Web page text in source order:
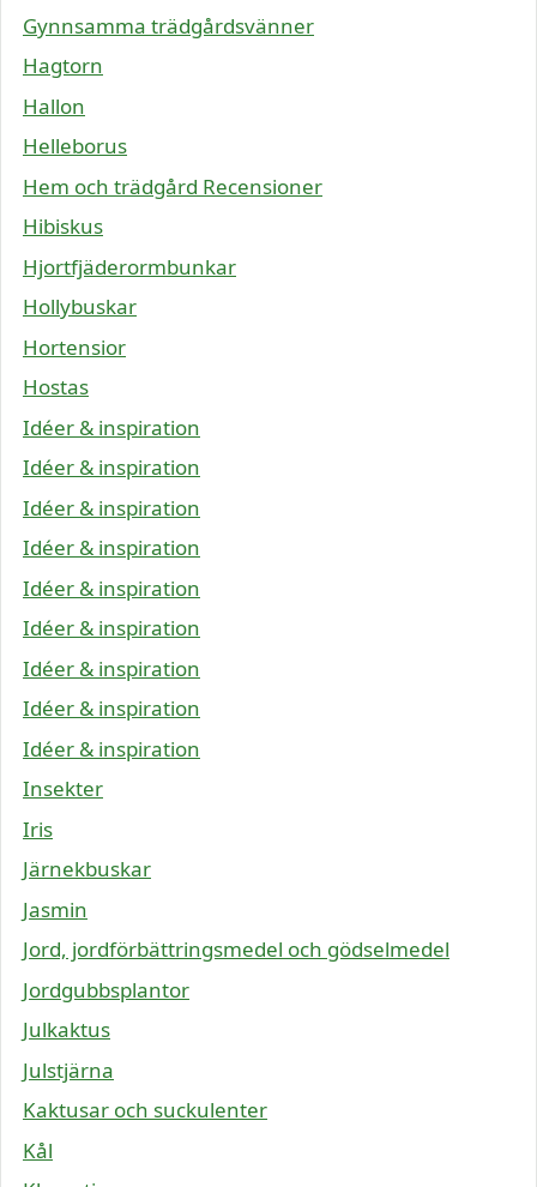
Gynnsamma trädgårdsvänner
Hagtorn
Hallon
Helleborus
Hem och trädgård Recensioner
Hibiskus
Hjortfjäderormbunkar
Hollybuskar
Hortensior
Hostas
Idéer & inspiration
Idéer & inspiration
Idéer & inspiration
Idéer & inspiration
Idéer & inspiration
Idéer & inspiration
Idéer & inspiration
Idéer & inspiration
Idéer & inspiration
Insekter
Iris
Järnekbuskar
Jasmin
Jord, jordförbättringsmedel och gödselmedel
Jordgubbsplantor
Julkaktus
Julstjärna
Kaktusar och suckulenter
Kål